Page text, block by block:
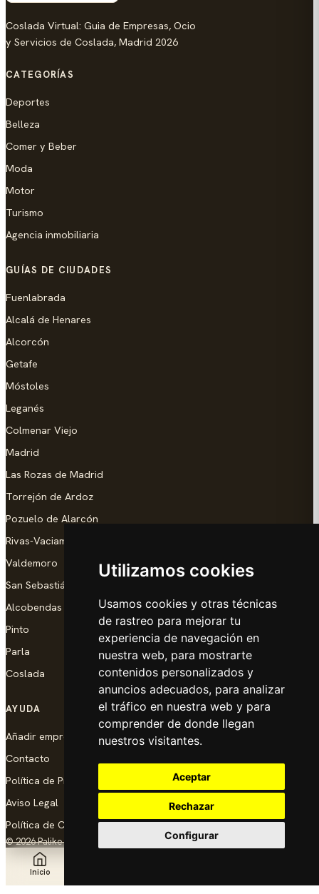
Utilizamos cookies
Usamos cookies y otras técnicas
de rastreo para mejorar tu
experiencia de navegación en
nuestra web, para mostrarte
contenidos personalizados y
anuncios adecuados, para analizar
el tráfico en nuestra web y para
comprender de donde llegan
nuestros visitantes.
Aceptar
Rechazar
Configurar
Coslada Virtual: Guia de Empresas, Ocio
y Servicios de Coslada, Madrid 2026
CATEGORÍAS
Deportes
Belleza
Comer y Beber
Moda
Motor
Turismo
Agencia inmobiliaria
GUÍAS DE CIUDADES
Fuenlabrada
Alcalá de Henares
Alcorcón
Getafe
Móstoles
Leganés
Colmenar Viejo
Madrid
Las Rozas de Madrid
Torrejón de Ardoz
Pozuelo de Alarcón
Rivas-Vaciamadrid
Valdemoro
San Sebastián de los Reyes
Alcobendas
Pinto
Parla
Coslada
AYUDA
Añadir empresa
Contacto
Política de Privacidad
Aviso Legal
Política de Cookies
© 2026 Palike Networks, S.L.U. Hecho con cariño en Coslada
Inicio